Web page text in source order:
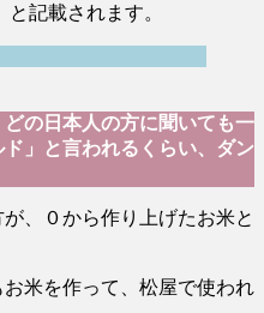
と記載されます。
どの日本人の方に聞いても一
」と言われるくらい、ダン
、０から作り上げたお米と
米を作って、松屋で使われ